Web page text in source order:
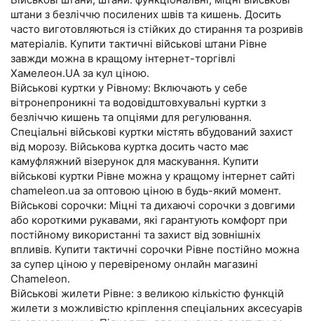
штани з безліччю посилених швів та кишень. Досить
часто виготовляються із стійких до стирання та розривів
матеріалів. Купити тактичні військові штани Рівне
завжди можна в кращому інтернет-торгівлі
Хамелеон.UA за кул ціною.
Військові куртки у Рівному: Включають у себе
вітронепроникні та водовідштовхувальні куртки з
безліччю кишень та опціями для регулювання.
Спеціальні військові куртки містять вбудований захист
від морозу. Військова куртка досить часто має
камуфляжний візерунок для маскування. Купити
військові куртки Рівне можна у кращому інтернет сайті
chameleon.ua за оптовою ціною в будь-який момент.
Військові сорочки: Міцні та дихаючі сорочки з довгими
або короткими рукавами, які гарантують комфорт при
постійному використанні та захист від зовнішніх
впливів. Купити тактичні сорочки Рівне постійно можна
за супер ціною у перевіреному онлайн магазині
Chameleon.
Військові жилети Рівне: з великою кількістю функцій
жилети з можливістю кріплення спеціальних аксесуарів